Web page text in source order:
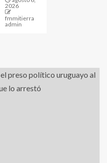
2026
fmmitierra
admin